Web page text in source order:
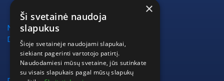
Naudotojo vadovas
DUK
×
Ši svetainė naudoja
slapukus
Šioje svetainėje naudojami slapukai,
siekiant pagerinti vartotojo patirtį.
Naudodamiesi mūsų svetaine, jūs sutinkate
su visais slapukais pagal mūsų slapukų